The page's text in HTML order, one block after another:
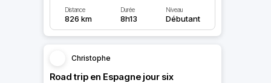
Distance
826 km
Durée
8h13
Niveau
Débutant
Christophe
Road trip en Espagne jour six